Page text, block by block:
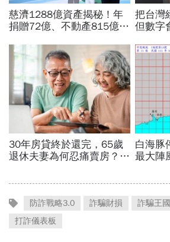
防詐戰略3.0 詐騙財損 詐騙王國
打詐儀表板